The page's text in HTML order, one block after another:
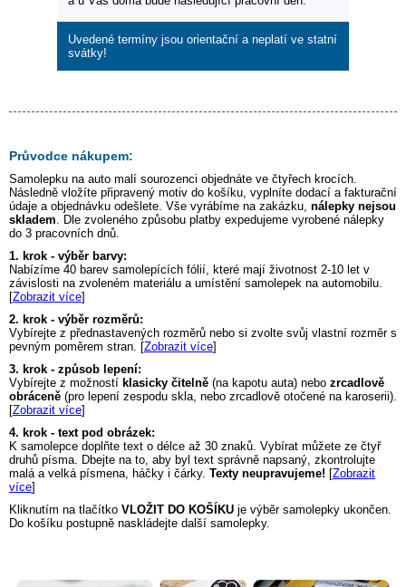
Uvedené termíny jsou orientační a neplatí ve statní
svátky!
Průvodce nákupem:
Samolepku na auto malí sourozenci objednáte ve čtyřech krocích.
Následně vložíte připravený motiv do košíku, vyplníte dodací a fakturační
údaje a objednávku odešlete. Vše vyrábíme na zakázku, nálepky nejsou
skladem . Dle zvoleného způsobu platby expedujeme vyrobené nálepky
do 3 pracovních dnů.
1. krok - výběr barvy:
Nabízíme 40 barev samolepících fólií, které mají životnost 2-10 let v
závislosti na zvoleném materiálu a umístění samolepek na automobilu.
[Zobrazit více]
2. krok - výběr rozměrů:
Vybírejte z přednastavených rozměrů nebo si zvolte svůj vlastní rozměr s
pevným poměrem stran. [Zobrazit více]
3. krok - způsob lepení:
Vybírejte z možností klasicky čitelně (na kapotu auta) nebo zrcadlově
obráceně (pro lepení zespodu skla, nebo zrcadlově otočené na karoserii).
[Zobrazit více]
4. krok - text pod obrázek:
K samolepce doplňte text o délce až 30 znaků. Vybírat můžete ze čtyř
druhů písma. Dbejte na to, aby byl text správně napsaný, zkontrolujte
malá a velká písmena, háčky i čárky. Texty neupravujeme! [Zobrazit
více]
Kliknutím na tlačítko VLOŽIT DO KOŠÍKU je výběr samolepky ukončen.
Do košíku postupně naskládejte další samolepky.